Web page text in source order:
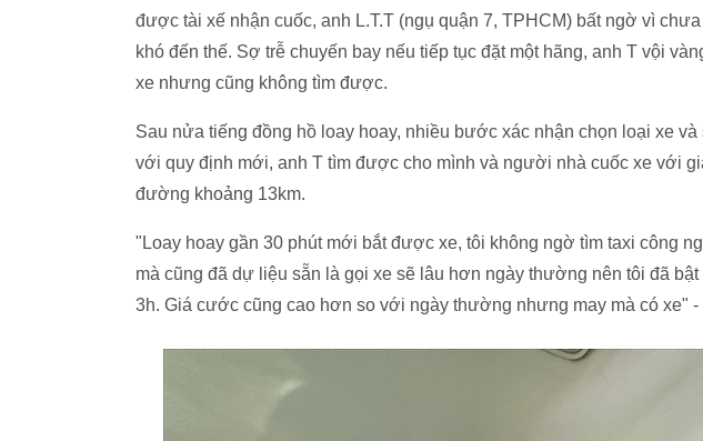
được tài xế nhận cuốc, anh L.T.T (ngụ quận 7, TPHCM) bất ngờ vì
khó đến thế. Sợ trễ chuyến bay nếu tiếp tục đặt một hãng, anh T vội
xe nhưng cũng không tìm được.
Sau nửa tiếng đồng hồ loay hoay, nhiều bước xác nhận chọn loại xe
với quy định mới, anh T tìm được cho mình và người nhà cuốc xe với
đường khoảng 13km.
"Loay hoay gần 30 phút mới bắt được xe, tôi không ngờ tìm taxi công
mà cũng đã dự liệu sẵn là gọi xe sẽ lâu hơn ngày thường nên tôi đã
3h. Giá cước cũng cao hơn so với ngày thường nhưng may mà có xe" -